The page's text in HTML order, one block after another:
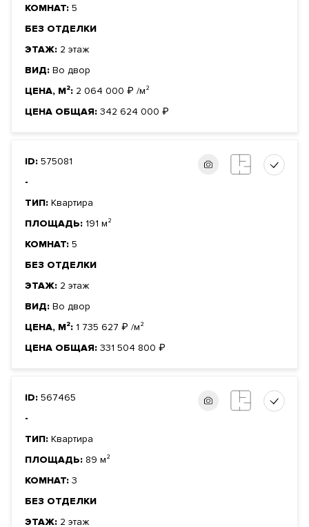
КОМНАТ: 5
БЕЗ ОТДЕЛКИ
ЭТАЖ: 2 этаж
ВИД: Во двор
ЦЕНА, М²: 2 064 000 ₽ /м²
ЦЕНА ОБЩАЯ: 342 624 000 ₽
ID: 575081
-
ТИП: Квартира
ПЛОЩАДЬ: 191 м²
КОМНАТ: 5
БЕЗ ОТДЕЛКИ
ЭТАЖ: 2 этаж
ВИД: Во двор
ЦЕНА, М²: 1 735 627 ₽ /м²
ЦЕНА ОБЩАЯ: 331 504 800 ₽
ID: 567465
-
ТИП: Квартира
ПЛОЩАДЬ: 89 м²
КОМНАТ: 3
БЕЗ ОТДЕЛКИ
ЭТАЖ: 2 этаж